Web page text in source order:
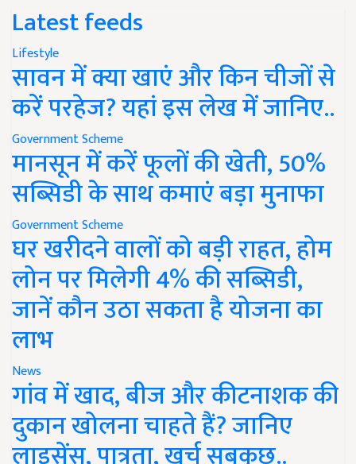
Latest feeds
Lifestyle
सावन में क्या खाएं और किन चीजों से
करें परहेज? यहां इस लेख में जानिए..
Government Scheme
मानसून में करें फूलों की खेती, 50%
सब्सिडी के साथ कमाएं बड़ा मुनाफा
Government Scheme
घर खरीदने वालों को बड़ी राहत, होम
लोन पर मिलेगी 4% की सब्सिडी,
जानें कौन उठा सकता है योजना का
लाभ
News
गांव में खाद, बीज और कीटनाशक की
दुकान खोलना चाहते हैं? जानिए